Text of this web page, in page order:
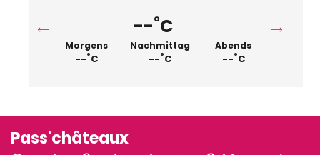
--°C
Morgens
--°C
Nachmittag
--°C
Abends
--°C
Pass'châteaux